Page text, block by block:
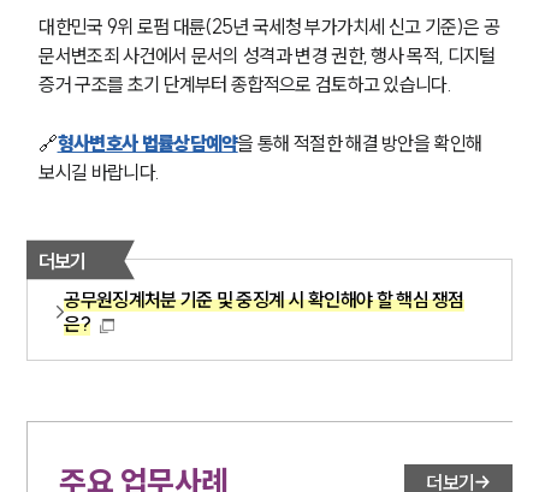
대한민국 9위 로펌 대륜(25년 국세청 부가가치세 신고 기준)은 공
문서변조죄 사건에서 문서의 성격과 변경 권한, 행사 목적, 디지털
증거 구조를 초기 단계부터 종합적으로 검토하고 있습니다.
🔗형사변호사 법률상담예약을 통해 적절한 해결 방안을 확인해
보시길 바랍니다.
더보기
공무원징계처분 기준 및 중징계 시 확인해야 할 핵심 쟁점
은?
주요 업무사례 더보기